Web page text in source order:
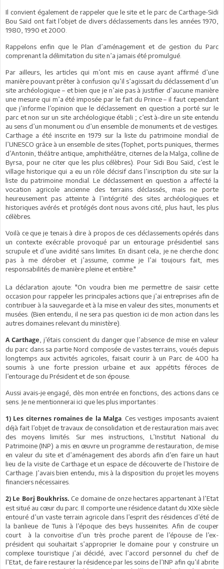
Il convient également de rappeler que le site et le parc de Carthage-Sidi
Bou Saïd ont fait l’objet de divers déclassements dans les années 1970,
1980, 1990 et 2000.
Rappelons enfin que le Plan d’aménagement et de gestion du Parc
comprenant la délimitation du site n’a jamais été promulgué.
Par ailleurs, les articles qui m’ont mis en cause ayant affirmé d’une
manière pouvant prêter à confusion qu’il s’agissait du déclassement d’un
site archéologique – et bien que je n’aie pas à justifier d’aucune manière
une mesure qui m’a été imposée par le fait du Prince – il faut cependant
que j’informe l’opinion que le déclassement en question a porté sur le
parc et non sur un site archéologique établi ; c’est à-dire un site entendu
au sens d’un monument ou d’un ensemble de monuments et de vestiges.
Carthage a été inscrite en 1979 sur la liste du patrimoine mondial de
l’UNESCO grâce à un ensemble de sites (Tophet, ports puniques, thermes
d’Antonin, théâtre antique, amphithéâtre, citernes de la Malga, colline de
Byrsa, pour ne citer que les plus célèbres). Pour Sidi Bou Saïd, c’est le
village historique qui a eu un rôle décisif dans l’inscription du site sur la
liste du patrimoine mondial. Le déclassement en question a affecté la
vocation agricole ancienne des terrains déclassés, mais ne porte
heureusement pas atteinte à l’intégrité des sites archéologiques et
historiques avérés et protégés dont nous avons cité, plus haut, les plus
célèbres.
Voilà ce que je tenais à dire à propos de ces déclassements opérés dans
un contexte exécrable provoqué par un entourage présidentiel sans
scrupule et d’une avidité sans limites. En disant cela, je ne cherche donc
pas à me dérober et j’assume, comme je l’ai toujours fait, mes
responsabilités de manière pleine et entière."
La déclaration ajoute: "On voudra bien me permettre de saisir cette
occasion pour rappeler les principales actions que j’ai entreprises afin de
contribuer à la sauvegarde et à la mise en valeur des sites, monuments et
musées. (Bien entendu, il ne sera pas question ici de mon action dans les
autres domaines relevant du ministère).
A Carthage , j’étais conscient du danger que l’absence de mise en valeur
du parc dans sa partie Nord composée de vastes terrains, voués depuis
longtemps aux activités agricoles, faisait courir à un Parc de 400 ha
soumis à une forte pression urbaine et aux appétits féroces de
l’entourage du Président et de son épouse.
Aussi avais-je engagé, dès mon entrée en fonctions, des actions dans ce
sens. Je ne mentionnerai ici que les plus importantes :
1) Les citernes romaines de la Malga. Ces vestiges imposants avaient
déjà fait l’objet de travaux de consolidation et de restauration mais avec
des moyens limités. Sur mes instructions, L’Institut National du
Patrimoine (INP) a mis en œuvre un programme de restauration, de mise
en valeur du site et d’aménagement des abords afin d’en faire un haut
lieu de la visite de Carthage et un espace de découverte de l’histoire de
Carthage. J’avais bien entendu, mis à la disposition du projet les moyens
financiers nécessaires.
2) Le Borj Boukhriss. Ce domaine de onze hectares appartenant à l’Etat
est situé au cœur du parc. Il comporte une résidence datant du XIXe siècle
entouré d’un vaste terrain agricole dans l’esprit des résidences d’été de
la banlieue de Tunis à l’époque des beys husseinites. Afin de couper
court à la convoitise d’un très proche parent de l’épouse de l’ex-
président qui souhaitait s’approprier le domaine pour y construire un
complexe touristique j’ai décidé, avec l’accord personnel du chef de
l’Etat, de faire restaurer la résidence par les soins de l’INP afin qu’il abrite